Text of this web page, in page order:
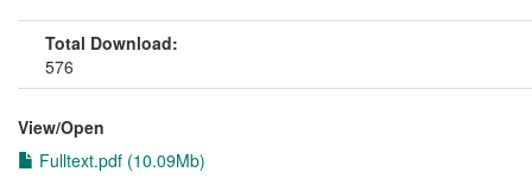
Total Download:
576
View/Open
Fulltext.pdf (10.09Mb)